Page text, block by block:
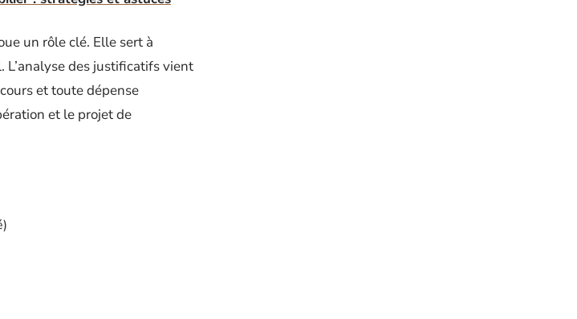
un rôle clé. Elle sert à
L’analyse des justificatifs vient
et toute dépense
et le projet de